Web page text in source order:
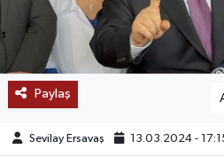
Paylaş
Sevilay Ersavaş 13.03.2024 -
KEŞFET
POPÜLER
DÜNYA
TREND